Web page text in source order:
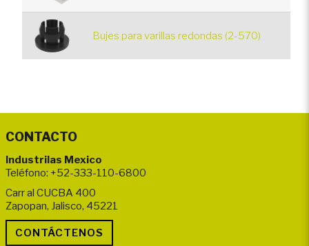
Bujes para varillas redondas (2-570)
CONTACTO
Industrilas Mexico
Teléfono: +52-333-110-6800
Carr al CUCBA 400
Zapopan, Jalisco, 45221